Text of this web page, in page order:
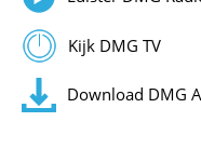
Kijk DMG TV
Download DMG